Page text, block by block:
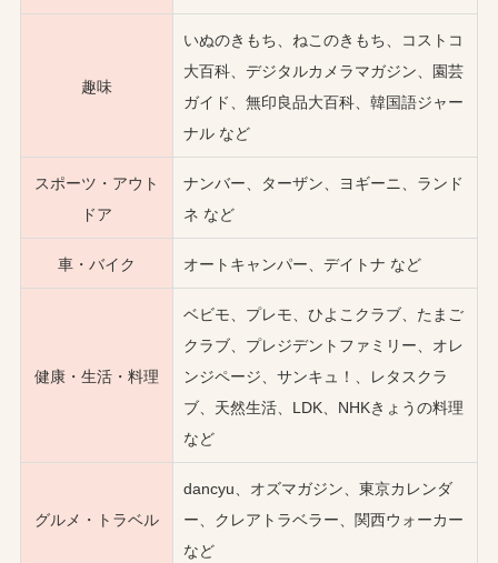
趣味
いぬのきもち、ねこのきもち、コストコ
大百科、デジタルカメラマガジン、園芸
ガイド、無印良品大百科、韓国語ジャー
ナル など
スポーツ・アウト
ドア
ナンバー、ターザン、ヨギーニ、ランド
ネ など
車・バイク オートキャンパー、デイトナ など
健康・生活・料理
ベビモ、プレモ、ひよこクラブ、たまご
クラブ、プレジデントファミリー、オレ
ンジページ、サンキュ！、レタスクラ
ブ、天然生活、LDK、NHKきょうの料理
など
グルメ・トラベル
dancyu、オズマガジン、東京カレンダ
ー、クレアトラベラー、関西ウォーカー
など